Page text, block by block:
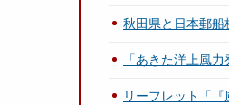
秋田県と日本郵船
「あきた洋上風
リーフレット「